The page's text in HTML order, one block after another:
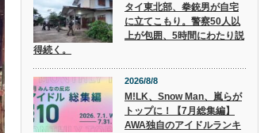
タイ東北部、拳銃男が自宅
に立てこもり。警察50人以
上が包囲、5時間にわたり説
得続く。
2026/8/8
M!LK、Snow Man、嵐らが
トップに！【7月総集編】
AWA独自のアイドルランキ